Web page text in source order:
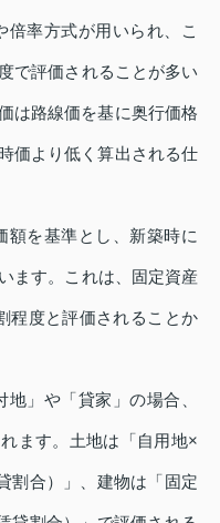
率方式が用いられ、こ
で評価されることが多い
は路線価を基に奥行価格
価より低く算出される仕
を基準とし、新築時に
ます。これは、固定資産
程度と評価されることか
」や「貸家」の場合、
ます。土地は「自用地×
割合）」、建物は「固定